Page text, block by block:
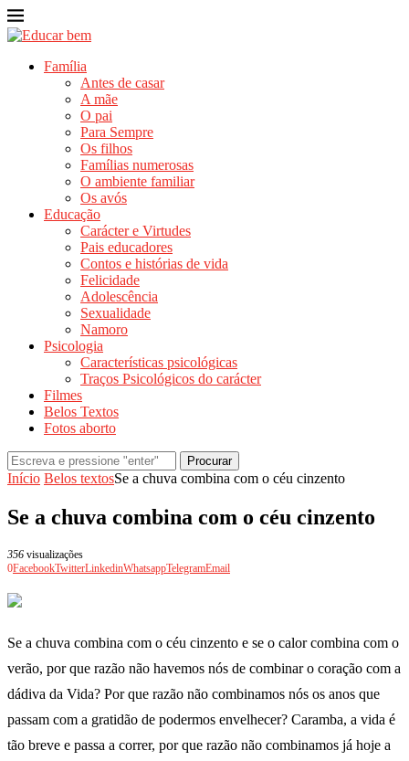
Família
Antes de casar
A mãe
O pai
Para Sempre
Os filhos
Famílias numerosas
O ambiente familiar
Os avós
Educação
Carácter e Virtudes
Pais educadores
Contos e histórias de vida
Felicidade
Adolescência
Sexualidade
Namoro
Psicologia
Características psicológicas
Traços Psicológicos do carácter
Filmes
Belos Textos
Fotos aborto
Procurar
Início Belos textosSe a chuva combina com o céu cinzento
Se a chuva combina com o céu cinzento
356 visualizações
0FacebookTwitterLinkedinWhatsappTelegramEmail
Se a chuva combina com o céu cinzento e se o calor combina com o
verão, por que razão não havemos nós de combinar o coração com a
dádiva da Vida? Por que razão não combinamos nós os anos que
passam com a gratidão de podermos envelhecer? Caramba, a vida é
tão breve e passa a correr, por que razão não combinamos já hoje a